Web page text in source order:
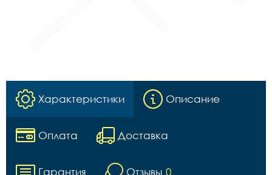
Характеристики Описание
Оплата Доставка
Гарантия Отзывы 0